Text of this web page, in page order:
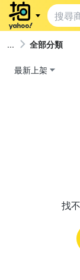
全部分類
最新上架
找